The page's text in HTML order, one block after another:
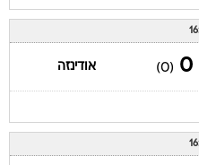
(0) אודינזה